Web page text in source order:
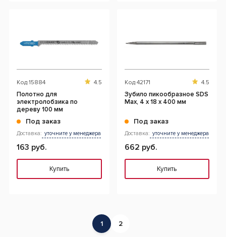
Код 15884 4.5
Полотно для
электролобзика по
дереву 100 мм
Под заказ
Доставка: уточните у менеджера
163 руб.
Купить
Код 42171 4.5
Зубило пикообразное SDS
Max, 4 x 18 x 400 мм
Под заказ
Доставка: уточните у менеджера
662 руб.
Купить
1 2